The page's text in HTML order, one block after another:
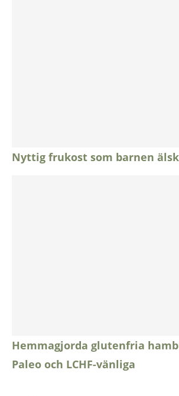
Nyttig frukost som barnen
Hemmagjorda glutenfria
Paleo och LCHF-vänliga